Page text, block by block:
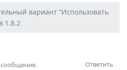
вариант “Использовать
1.8.2
Ответить
сообщение.